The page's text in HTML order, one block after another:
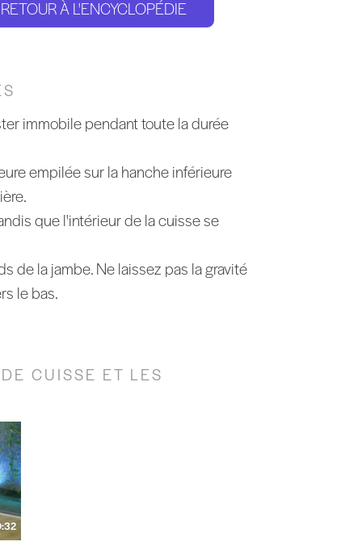
RETOUR À L'ENCYCLOPÉDIE
immobile pendant toute la durée
empilée sur la hanche inférieure
que l'intérieur de la cuisse se
de la jambe. Ne laissez pas la gravité
le bas.
CUISSE ET LES